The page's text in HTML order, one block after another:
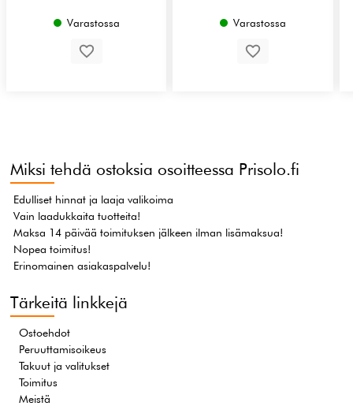
Varastossa Varastossa
Miksi tehdä ostoksia osoitteessa Prisolo.fi
Edulliset hinnat ja laaja valikoima
Vain laadukkaita tuotteita!
Maksa 14 päivää toimituksen jälkeen ilman lisämaksua!
Nopea toimitus!
Erinomainen asiakaspalvelu!
Tärkeitä linkkejä
Ostoehdot
Peruuttamisoikeus
Takuut ja valitukset
Toimitus
Meistä